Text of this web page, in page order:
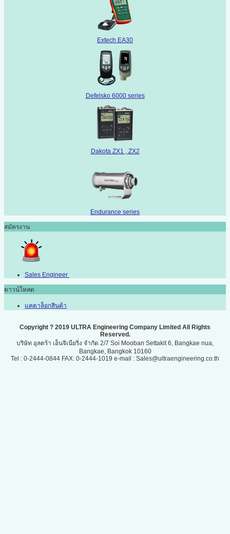
Extech EA30
Defelsko 6000 series
Dakota ZX1 , ZX2
Endurance series
สมัครงาน
Sales Engineer
ดาวน์โหลด
แคตาล็อกสินค้า
Copyright ? 2019 ULTRA Engineering Company Limited All Rights
Reserved.
บริษัท อุลตร้า เอ็นจิเนียริ่ง จำกัด 2/7 Soi Mooban Settakit 6, Bangkae nua,
Bangkae, Bangkok 10160
Tel : 0-2444-0844 FAX: 0-2444-1019 e-mail : Sales@ultraengineering.co.th